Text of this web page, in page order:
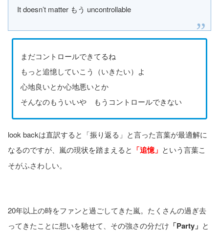
It doesn’t matter もう uncontrollable
まだコントロールできてるね
もっと追憶していこう（いきたい）よ
心地良いとか心地悪いとか
そんなのもういいや もうコントロールできない
look backは直訳すると「振り返る」と言った言葉が最適解に
なるのですが、嵐の現状を踏まえると 「追憶」 という言葉こ
そがふさわしい。
20年以上の時をファンと過ごしてきた嵐。たくさんの過ぎ去
ってきたことに想いを馳せて、その強さの分だけ 「Party」 と